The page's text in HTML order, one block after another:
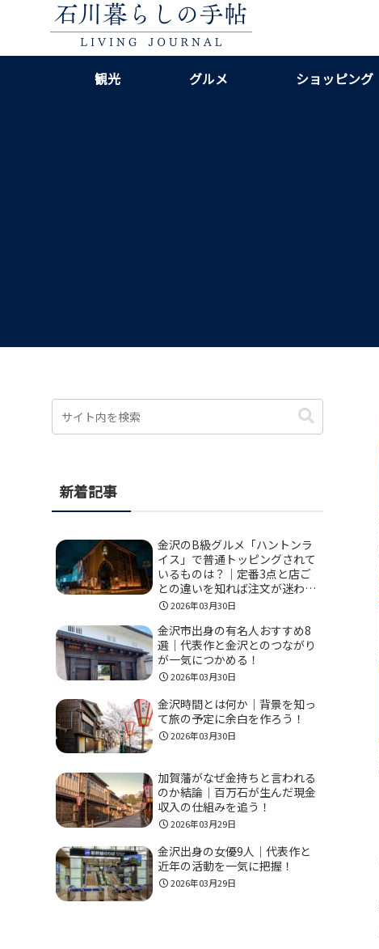
観光 グルメ ショッピング
新着記事
金沢のB級グルメ「ハントンラ
イス」で普通トッピングされて
いるものは？｜定番3点と店ご
との違いを知れば注文が迷わな
い！2026年03月30日
金沢市出身の有名人おすすめ8
選｜代表作と金沢とのつながり
が一気につかめる！
2026年03月30日
金沢時間とは何か｜背景を知っ
て旅の予定に余白を作ろう！
2026年03月30日
加賀藩がなぜ金持ちと言われる
のか結論｜百万石が生んだ現金
収入の仕組みを追う！
2026年03月29日
金沢出身の女優9人｜代表作と
近年の活動を一気に把握！
2026年03月29日